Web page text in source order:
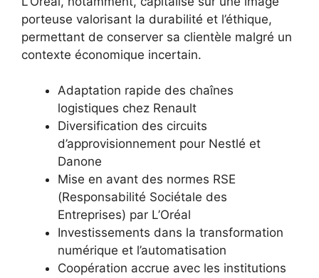
porteuse valorisant la durabilité et l’éthique,
permettant de conserver sa clientèle malgré un
contexte économique incertain.
Adaptation rapide des chaînes
logistiques chez Renault
Diversification des circuits
d’approvisionnement pour Nestlé et
Danone
Mise en avant des normes RSE
(Responsabilité Sociétale des
Entreprises) par L’Oréal
Investissements dans la transformation
numérique et l’automatisation
Coopération accrue avec les institutions